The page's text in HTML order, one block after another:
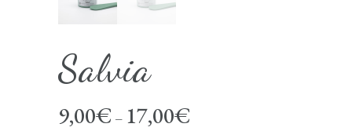
Salvia
9,00€ – 17,00€